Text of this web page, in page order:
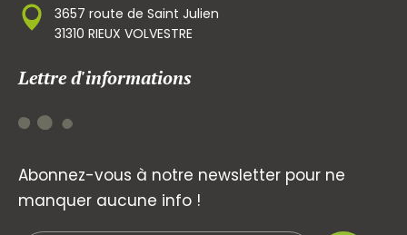
3657 route de Saint Julien
31310 RIEUX VOLVESTRE
Lettre d'informations
Abonnez-vous à notre newsletter pour ne
manquer aucune info !